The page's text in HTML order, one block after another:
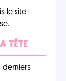
le site
TÊTE
derniers